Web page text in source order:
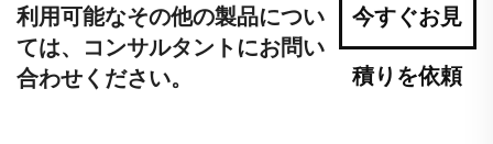
利用可能なその他の製品につい
ては、コンサルタントにお問い
合わせください。
今すぐお見
積りを依頼